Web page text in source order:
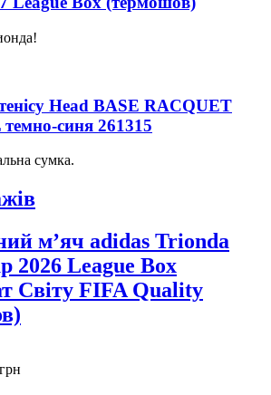
Head BASE RACQUET
синя 261315
сумка.
м’яч adidas Trionda
2026 League Box
Світу FIFA Quality
грн